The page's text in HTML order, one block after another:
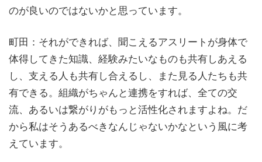
のが良いのではないかと思っています。
町田：それができれば、聞こえるアスリートが身体で
体得してきた知識、経験みたいなものも共有しあえる
し、支える人も共有し合えるし、また見る人たちも共
有できる。組織がちゃんと連携をすれば、全ての交
流、あるいは繋がりがもっと活性化されますよね。だ
から私はそうあるべきなんじゃないかなという風に考
えています。